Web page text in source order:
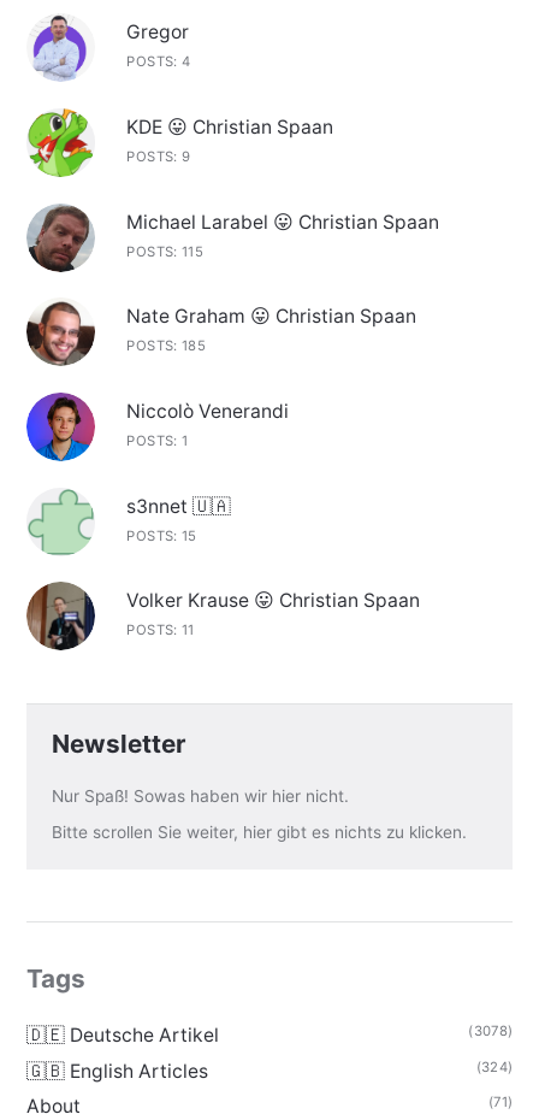
Gregor
POSTS: 4
KDE 😛 Christian Spaan
POSTS: 9
Michael Larabel 😛 Christian Spaan
POSTS: 115
Nate Graham 😛 Christian Spaan
POSTS: 185
Niccolò Venerandi
POSTS: 1
s3nnet 🇺🇦
POSTS: 15
Volker Krause 😛 Christian Spaan
POSTS: 11
Newsletter
Nur Spaß! Sowas haben wir hier nicht.
Bitte scrollen Sie weiter, hier gibt es nichts zu klicken.
Tags
🇩🇪 Deutsche Artikel (3078)
🇬🇧 English Articles (324)
About (71)